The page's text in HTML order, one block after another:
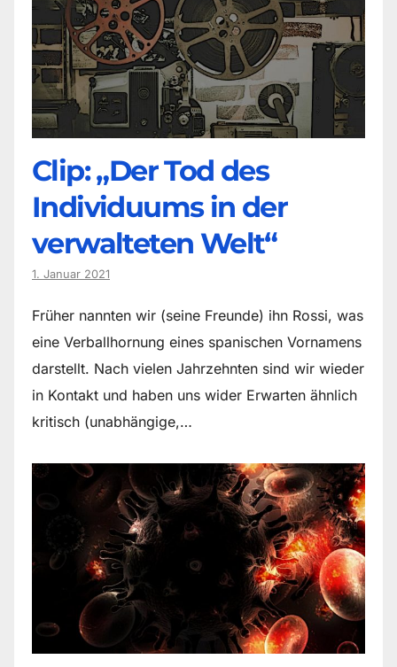
Clip: „Der Tod des
Individuums in der
verwalteten Welt“
1. Januar 2021
Früher nannten wir (seine Freunde) ihn Rossi, was
eine Verballhornung eines spanischen Vornamens
darstellt. Nach vielen Jahrzehnten sind wir wieder
in Kontakt und haben uns wider Erwarten ähnlich
kritisch (unabhängige,…